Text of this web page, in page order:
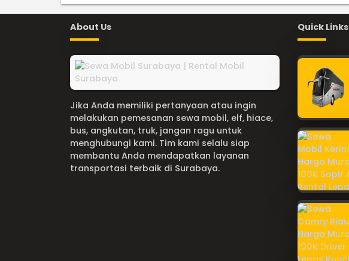
About Us
Jika Anda memiliki pertanyaan atau ingin
melakukan pemesanan sewa mobil, elf, hiace,
bus, angkutan, truk, jangan ragu untuk
menghubungi kami. Tim kami selalu siap
membantu Anda mendapatkan layanan
transportasi terbaik di Surabaya.
Quick Links